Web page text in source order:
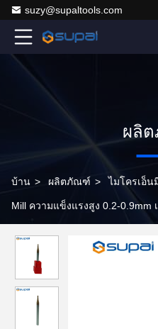
suzy@supaltools.com
ผลิ
บ้าน > ผลิตภัณฑ์ > ไมโครเอ็น
Mill ความแข็งแรงสูง 0.2-0.9mm